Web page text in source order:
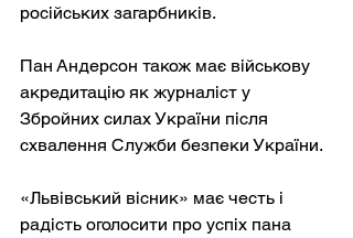
російських загарбників.
Пан Андерсон також має військову
акредитацію як журналіст у
Збройних силах України після
схвалення Служби безпеки України.
«Львівський вісник» має честь і
радість оголосити про успіх пана